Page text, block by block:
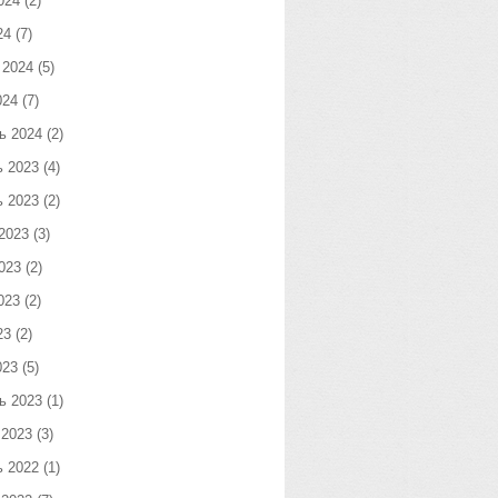
(7)
(5)
(7)
2024 (2)
2023 (4)
2023 (2)
(3)
(2)
(2)
(2)
(5)
2023 (1)
(3)
2022 (1)